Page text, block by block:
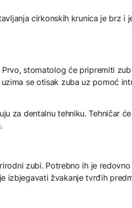
cirkonskih krunica je brz i
stomatolog će pripremiti
se otisak zuba uz pomoć
za dentalnu tehniku. Tehničar
zubi. Potrebno ih je
izbjegavati žvakanje tvrđih